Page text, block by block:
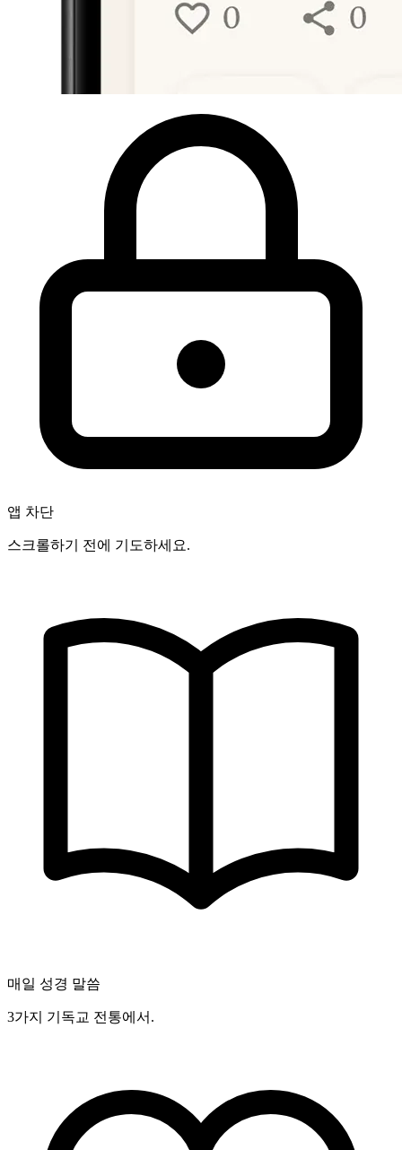
앱 차단
스크롤하기 전에 기도하세요.
매일 성경 말씀
3가지 기독교 전통에서.